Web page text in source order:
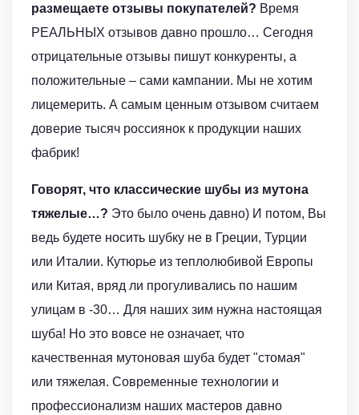
размещаете отзывы покупателей? Время
РЕАЛЬНЫХ отзывов давно прошло… Сегодня
отрицательные отзывы пишут конкуренты, а
положительные – сами кампании. Мы не хотим
лицемерить. А самым ценным отзывом считаем
доверие тысяч россиянок к продукции наших
фабрик!
Говорят, что классические шубы из мутона
тяжелые…? Это было очень давно) И потом, Вы
ведь будете носить шубку не в Греции, Турции
или Италии. Кутюрье из теплолюбивой Европы
или Китая, вряд ли прогуливались по нашим
улицам в -30… Для наших зим нужна настоящая
шуба! Но это вовсе не означает, что
качественная мутоновая шуба будет "стомая"
или тяжелая. Современные технологии и
профессионализм наших мастеров давно